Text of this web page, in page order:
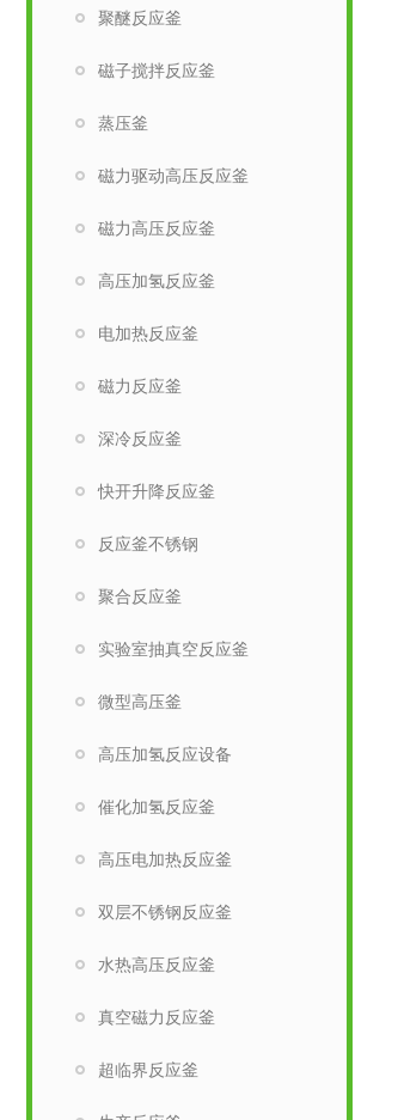
聚醚反应釜
磁子搅拌反应釜
蒸压釜
磁力驱动高压反应釜
磁力高压反应釜
高压加氢反应釜
电加热反应釜
磁力反应釜
深冷反应釜
快开升降反应釜
反应釜不锈钢
聚合反应釜
实验室抽真空反应釜
微型高压釜
高压加氢反应设备
催化加氢反应釜
高压电加热反应釜
双层不锈钢反应釜
水热高压反应釜
真空磁力反应釜
超临界反应釜